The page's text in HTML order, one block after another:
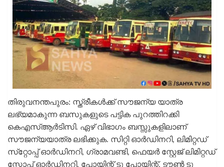
തിരുവനന്തപുരം: സ്ത്രീകള്‍ക്ക് സൗജന്യ യാത്ര
ലഭ്യമാകുന്ന ബസുകളുടെ പട്ടിക പുറത്തിറക്കി
കെഎസ്ആര്‍ടിസി. ഏഴ് വിഭാഗം ബസ്സുകളിലാണ്
സൗജന്യയാത്ര ലഭിക്കുക. സിറ്റി ഓര്‍ഡിനറി, ലിമിറ്റഡ്
സ്‌റ്റോപ്പ് ഓര്‍ഡിനറി, ഗ്രാമവണ്ടി, ഫെയര്‍ സ്റ്റേജ് ലിമിറ്റഡ്
സ്റ്റോപ്പ് ഓര്‍ഡിനറി, പോയിന്റ് ടു പോയിന്റ്, ടൗണ്‍ ടു